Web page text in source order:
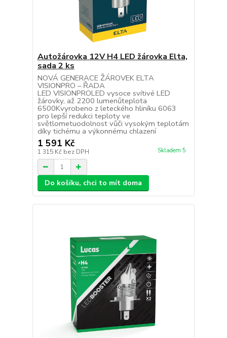
Autožárovka 12V H4 LED žárovka Elta,
sada 2 ks
NOVÁ GENERACE ŽÁROVEK ELTA
VISIONPRO – ŘADA
LED VISIONPROLED vysoce svítivé LED
žárovky, až 2200 lumenůteplota
6500Kvyrobeno z leteckého hliníku 6063
pro lepší redukci teploty ve
světlometuodolnost vůči vysokým teplotám
díky tichému a výkonnému chlazení
1 591 Kč
1 315 Kč bez DPH Skladem 5
Do košíku, chci to mít doma